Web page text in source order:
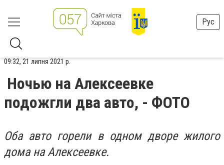
Рус
09:32, 21 липня 2021 р.
Ночью на Алексеевке
подожгли два авто, - ФОТО
Оба авто горели в одном дворе жилого
дома на Алексеевке.